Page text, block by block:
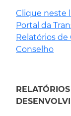
Clique neste
Portal da
Relatórios de
Conselho